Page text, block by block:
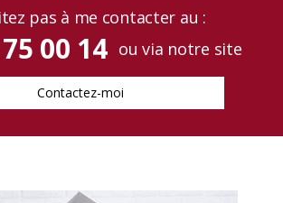
pas à me contacter au :
00 14 ou via notre site
Contactez-moi